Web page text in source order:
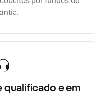
qualificado e em